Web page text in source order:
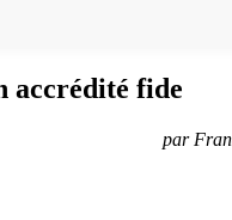
accrédité fide
par